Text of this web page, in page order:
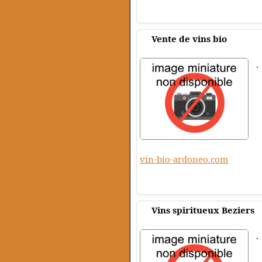
Vente de vins bio
.
vin-bio-ardoneo.com
Vins spiritueux Beziers
.